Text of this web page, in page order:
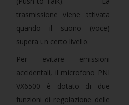
trasmissione viene attivata
quando il suono (voce)
supera un certo livello.
Per evitare emissioni
accidentali, il microfono PNI
VX6500 è dotato di due
funzioni di regolazione delle